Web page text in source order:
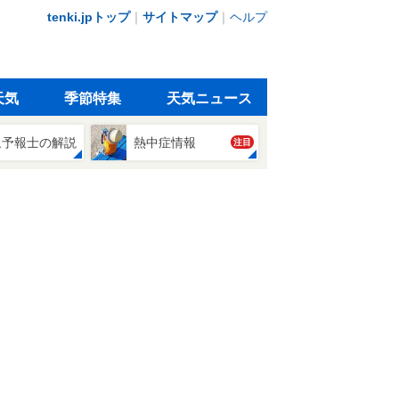
tenki.jpトップ｜ サイトマップ｜ ヘルプ
気 季節特集 天気ニュース
報士の解説 熱中症情報 注目